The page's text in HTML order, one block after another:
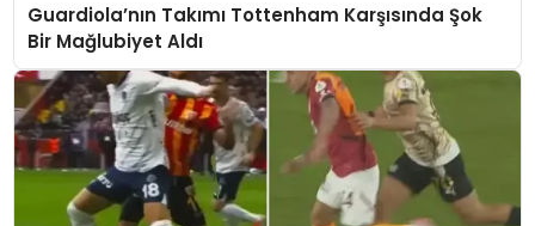
Guardiola’nın Takımı Tottenham Karşısında Şok
Bir Mağlubiyet Aldı